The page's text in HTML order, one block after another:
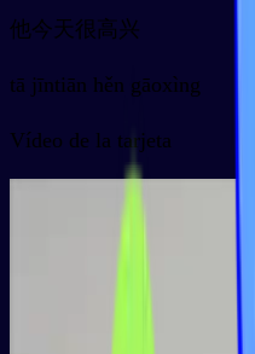
他今天很高兴
tā jīntiān hěn gāoxìng
Vídeo de la tarjeta